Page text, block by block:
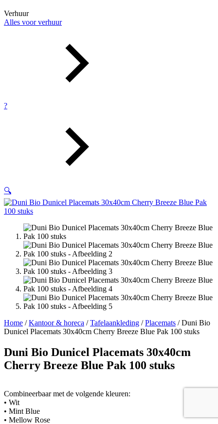
Verhuur
Alles voor verhuur
?
🔍
Home /Kantoor & horeca /Tafelaankleding /Placemats / Duni Bio
Dunicel Placemats 30x40cm Cherry Breeze Blue Pak 100 stuks
Duni Bio Dunicel Placemats 30x40cm
Cherry Breeze Blue Pak 100 stuks
Combineerbaar met de volgende kleuren:
• Wit
• Mint Blue
• Mellow Rose